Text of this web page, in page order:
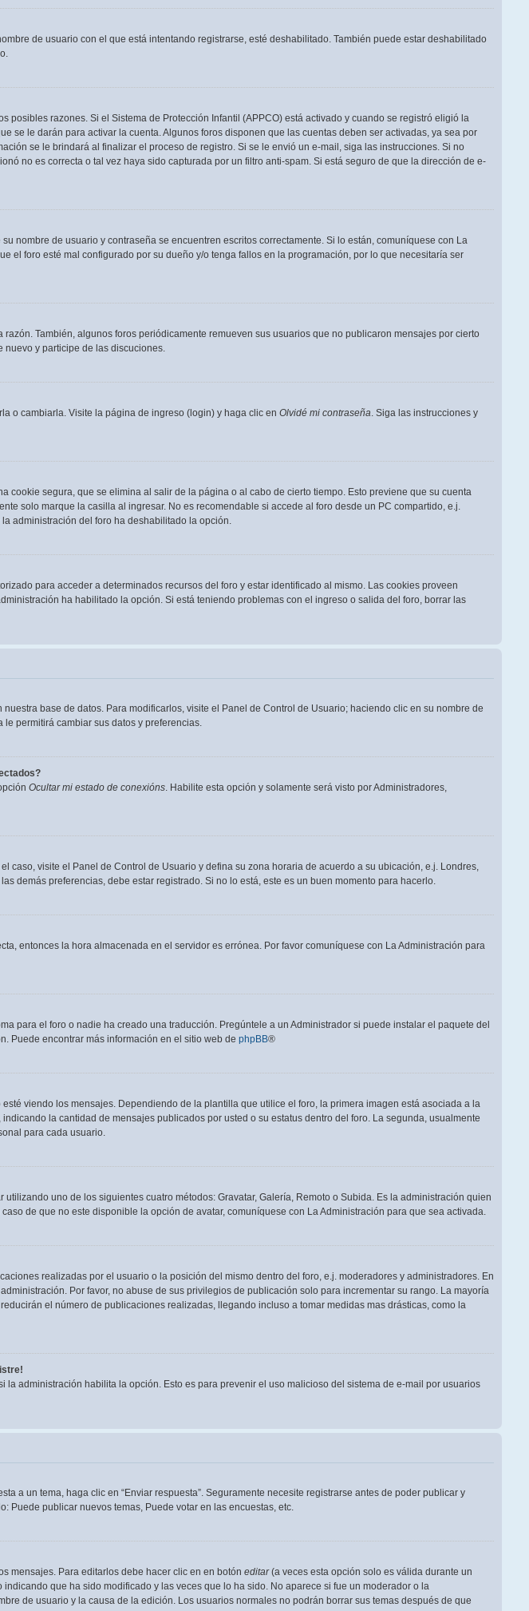
de usuario con el que está intentando registrarse, esté deshabilitado. También puede estar deshabilitado
posibles razones. Si el Sistema de Protección Infantil (APPCO) está activado y cuando se registró eligió la
se le darán para activar la cuenta. Algunos foros disponen que las cuentas deben ser activadas, ya sea por
se le brindará al finalizar el proceso de registro. Si se le envió un e-mail, siga las instrucciones. Si no
no es correcta o tal vez haya sido capturada por un filtro anti-spam. Si está seguro de que la dirección de e-
nombre de usuario y contraseña se encuentren escritos correctamente. Si lo están, comuníquese con La
el foro esté mal configurado por su dueño y/o tenga fallos en la programación, por lo que necesitaría ser
También, algunos foros periódicamente remueven sus usuarios que no publicaron mensajes por cierto
nuevo y participe de las discuciones.
o cambiarla. Visite la página de ingreso (login) y haga clic en Olvidé mi contraseña. Siga las instrucciones y
cookie segura, que se elimina al salir de la página o al cabo de cierto tiempo. Esto previene que su cuenta
solo marque la casilla al ingresar. No es recomendable si accede al foro desde un PC compartido, e.j.
administración del foro ha deshabilitado la opción.
para acceder a determinados recursos del foro y estar identificado al mismo. Las cookies proveen
ha habilitado la opción. Si está teniendo problemas con el ingreso o salida del foro, borrar las
base de datos. Para modificarlos, visite el Panel de Control de Usuario; haciendo clic en su nombre de
permitirá cambiar sus datos y preferencias.
Ocultar mi estado de conexións. Habilite esta opción y solamente será visto por Administradores,
caso, visite el Panel de Control de Usuario y defina su zona horaria de acuerdo a su ubicación, e.j. Londres,
demás preferencias, debe estar registrado. Si no lo está, este es un buen momento para hacerlo.
entonces la hora almacenada en el servidor es errónea. Por favor comuníquese con La Administración para
para el foro o nadie ha creado una traducción. Pregúntele a un Administrador si puede instalar el paquete del
Puede encontrar más información en el sitio web de phpBB®
viendo los mensajes. Dependiendo de la plantilla que utilice el foro, la primera imagen está asociada a la
la cantidad de mensajes publicados por usted o su estatus dentro del foro. La segunda, usualmente
para cada usuario.
uno de los siguientes cuatro métodos: Gravatar, Galería, Remoto o Subida. Es la administración quien
de que no este disponible la opción de avatar, comuníquese con La Administración para que sea activada.
realizadas por el usuario o la posición del mismo dentro del foro, e.j. moderadores y administradores. En
Por favor, no abuse de sus privilegios de publicación solo para incrementar su rango. La mayoría
el número de publicaciones realizadas, llegando incluso a tomar medidas mas drásticas, como la
administración habilita la opción. Esto es para prevenir el uso malicioso del sistema de e-mail por usuarios
a un tema, haga clic en “Enviar respuesta”. Seguramente necesite registrarse antes de poder publicar y
Puede publicar nuevos temas, Puede votar en las encuestas, etc.
mensajes. Para editarlos debe hacer clic en en botón editar(a veces esta opción solo es válida durante un
que ha sido modificado y las veces que lo ha sido. No aparece si fue un moderador o la
de usuario y la causa de la edición. Los usuarios normales no podrán borrar sus temas después de que